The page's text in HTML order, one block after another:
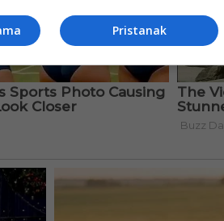
Pristanak